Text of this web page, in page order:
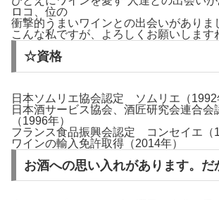
ロコ、位の
衝撃的うまいワインとの出会いがありま
こんな私ですが、よろしくお願いします
☆資格
日本ソムリエ協会認定 ソムリエ（1992
日本酒サービス協会、酒匠研究会連合
（1996年）
フランス食品振興会認定 コンセイエ（
ワインの輸入免許取得（2014年）
お酒への思い入れがあります。だ